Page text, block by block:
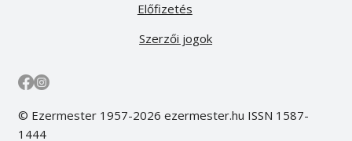
Előfizetés
Szerzői jogok
© Ezermester 1957-2026 ezermester.hu ISSN 1587-
1444